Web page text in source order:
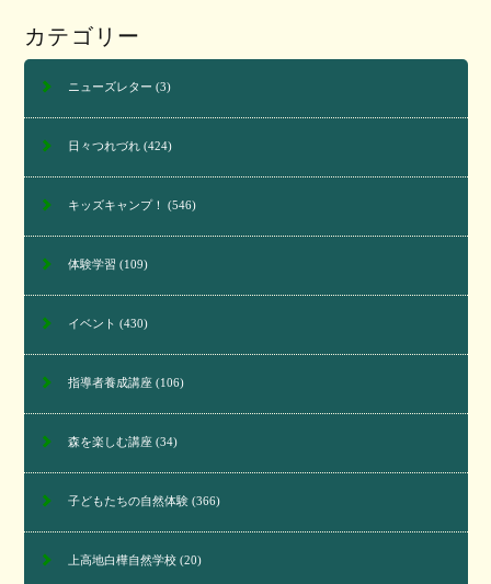
カテゴリー
ニューズレター (3)
日々つれづれ(424)
キッズキャンプ！ (546)
体験学習 (109)
イベント (430)
指導者養成講座(106)
森を楽しむ講座(34)
子どもたちの自然体験(366)
上高地白樺自然学校(20)